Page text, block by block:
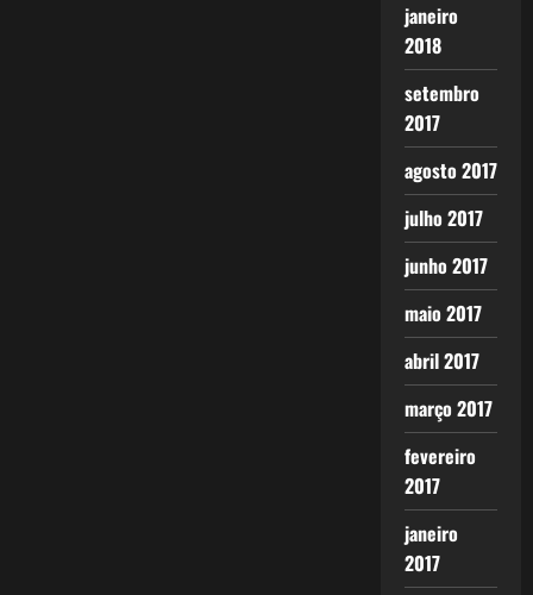
janeiro
2018
setembro
2017
agosto 2017
julho 2017
junho 2017
maio 2017
abril 2017
março 2017
fevereiro
2017
janeiro
2017